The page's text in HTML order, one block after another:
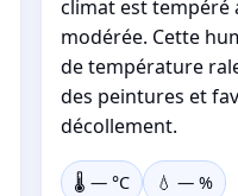
climat est tempéré
modérée. Cette
de température
des peintures et
décollement.
🌡️ —°C 💧 —%